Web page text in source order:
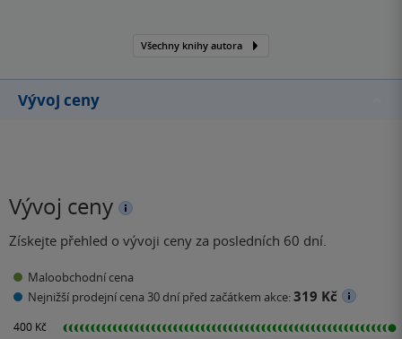
Všechny knihy autora
Vývoj ceny
Vývoj ceny
Získejte přehled o vývoji ceny za posledních 60 dní.
Maloobchodní cena
Nejnižší prodejní cena 30 dní před začátkem akce:319 Kč